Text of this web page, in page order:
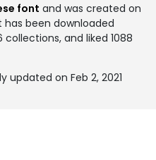
font and was created on
has been downloaded
and liked 1088
updated on Feb 2, 2021